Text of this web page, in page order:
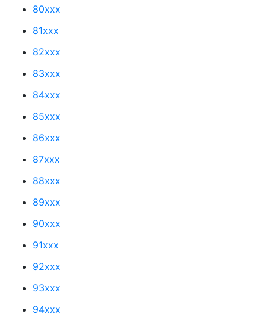
80xxx
81xxx
82xxx
83xxx
84xxx
85xxx
86xxx
87xxx
88xxx
89xxx
90xxx
91xxx
92xxx
93xxx
94xxx